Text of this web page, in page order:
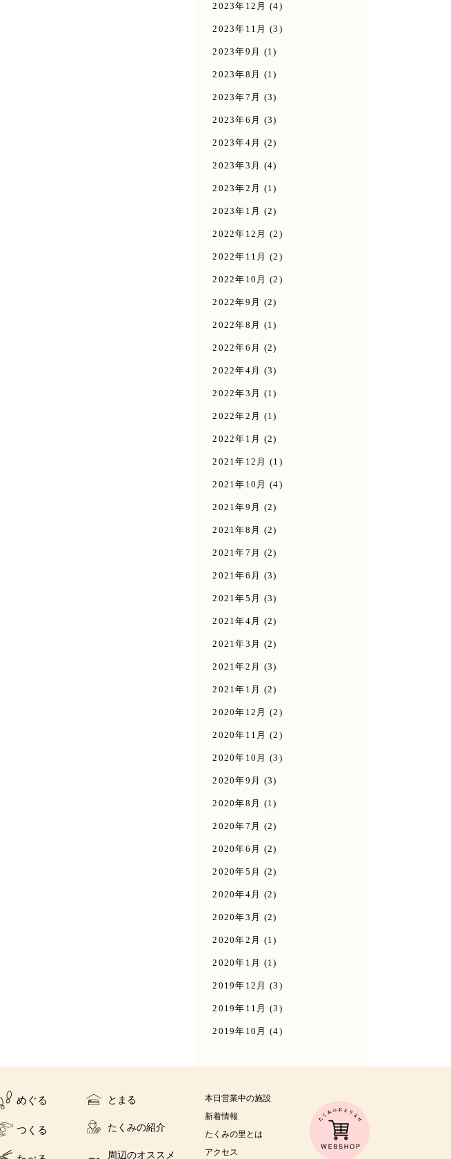
2023年12月 (4)
2023年11月 (3)
2023年9月 (1)
2023年8月 (1)
2023年7月 (3)
2023年6月 (3)
2023年4月 (2)
2023年3月 (4)
2023年2月 (1)
2023年1月 (2)
2022年12月 (2)
2022年11月 (2)
2022年10月 (2)
2022年9月 (2)
2022年8月 (1)
2022年6月 (2)
2022年4月 (3)
2022年3月 (1)
2022年2月 (1)
2022年1月 (2)
2021年12月 (1)
2021年10月 (4)
2021年9月 (2)
2021年8月 (2)
2021年7月 (2)
2021年6月 (3)
2021年5月 (3)
2021年4月 (2)
2021年3月 (2)
2021年2月 (3)
2021年1月 (2)
2020年12月 (2)
2020年11月 (2)
2020年10月 (3)
2020年9月 (3)
2020年8月 (1)
2020年7月 (2)
2020年6月 (2)
2020年5月 (2)
2020年4月 (2)
2020年3月 (2)
2020年2月 (1)
2020年1月 (1)
2019年12月 (3)
2019年11月 (3)
2019年10月 (4)
めぐる
つくる
とまる
たくみの紹介
周辺のオススメ
本日営業中の施設
新着情報
たくみの里とは
アクセス